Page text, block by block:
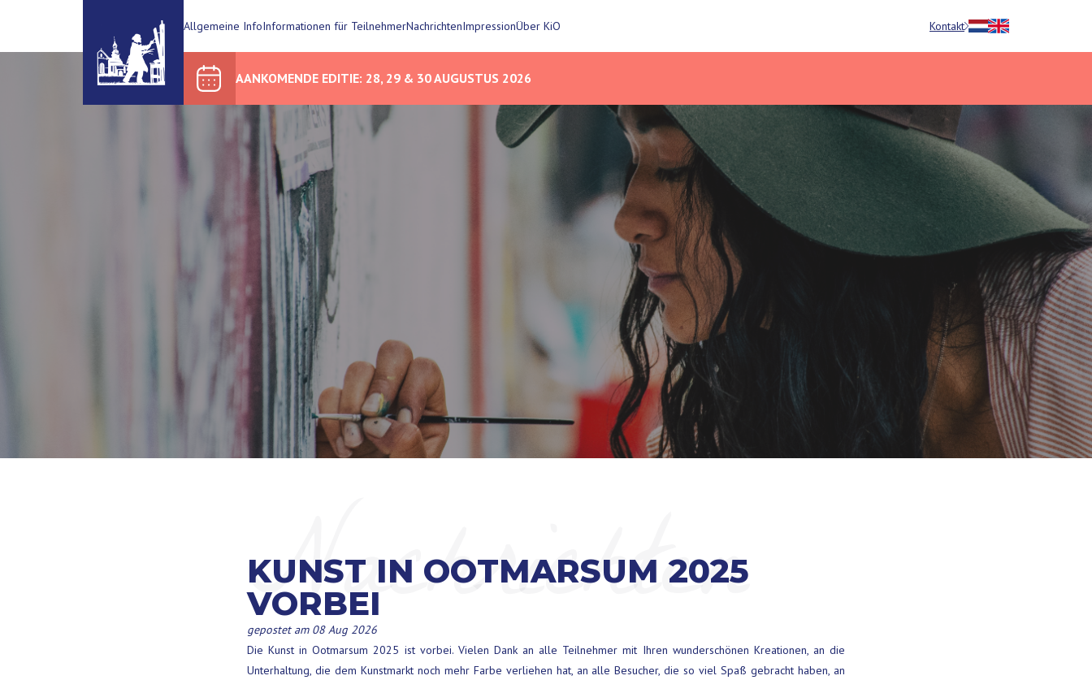
Allgemeine InfoInformationen für TeilnehmerNachrichtenImpressionÜber KiO Kontakt
AANKOMENDE EDITIE: 28, 29 & 30 AUGUSTUS 2026
Nachrichten
KUNST IN OOTMARSUM 2025
VORBEI
gepostet am 08 Aug 2026
Die Kunst in Ootmarsum 2025 ist vorbei. Vielen Dank an alle Teilnehmer mit Ihren wunderschönen Kreationen, an die
Unterhaltung, die dem Kunstmarkt noch mehr Farbe verliehen hat, an alle Besucher, die so viel Spaß gebracht haben, an